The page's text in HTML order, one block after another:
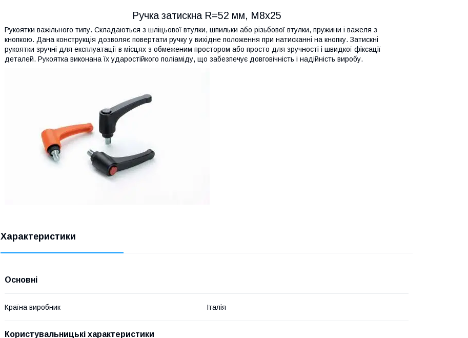
Ручка затискна R=52 мм, M8x25
Рукоятки важільного типу. Складаються з шліцьової втулки, шпильки або різьбової втулки, пружини і важеля з
кнопкою. Дана конструкція дозволяє повертати ручку у вихідне положення при натисканні на кнопку. Затискні
рукоятки зручні для експлуатації в місцях з обмеженим простором або просто для зручності і швидкої фіксації
деталей. Рукоятка виконана їх ударостійкого поліаміду, що забезпечує довговічність і надійність виробу.
Характеристики
Основні
Країна виробник Італія
Користувальницькі характеристики